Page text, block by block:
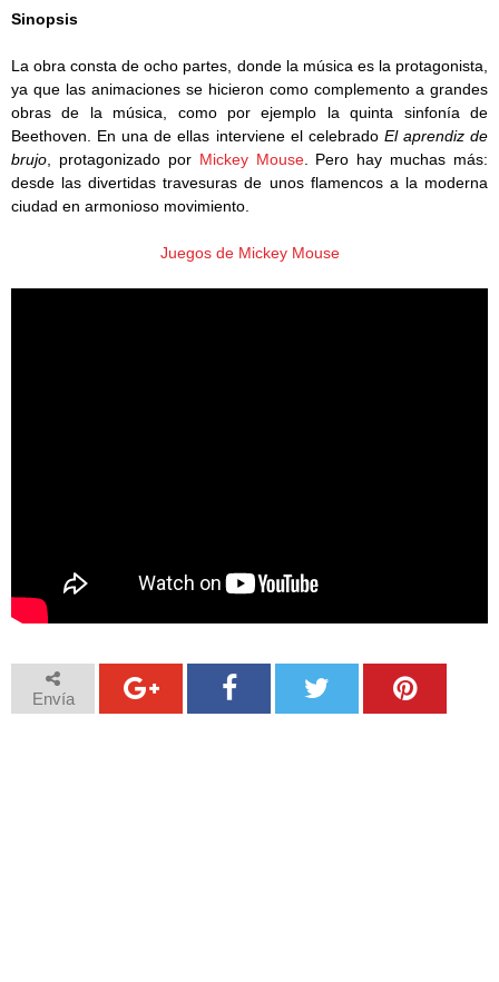
Sinopsis
La obra consta de ocho partes, donde la música es la protagonista,
ya que las animaciones se hicieron como complemento a grandes
obras de la música, como por ejemplo la quinta sinfonía de
Beethoven. En una de ellas interviene el celebrado El aprendiz de
brujo , protagonizado por Mickey Mouse. Pero hay muchas más:
desde las divertidas travesuras de unos flamencos a la moderna
ciudad en armonioso movimiento.
Juegos de Mickey Mouse
Envía